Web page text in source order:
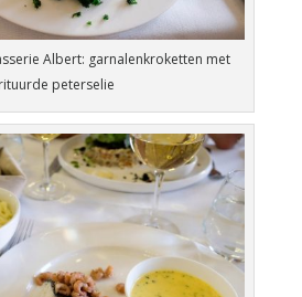
Albert: garnalenkroketten met
peterselie